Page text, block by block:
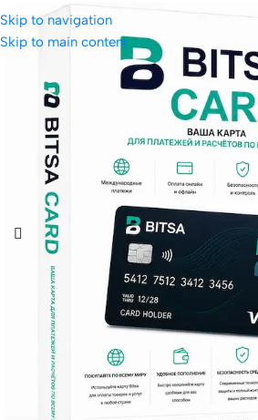
Skip to navigation
Skip to main content